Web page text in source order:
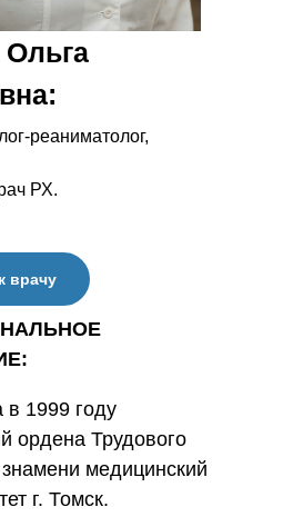
в 1999 году
ордена Трудового
знамени медицинский
г. Томск.
реаниматолог,
РХ.
Ольга
:
врачу